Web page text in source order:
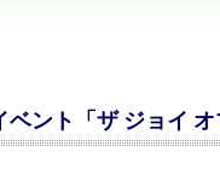
ント「ザ ジョイ